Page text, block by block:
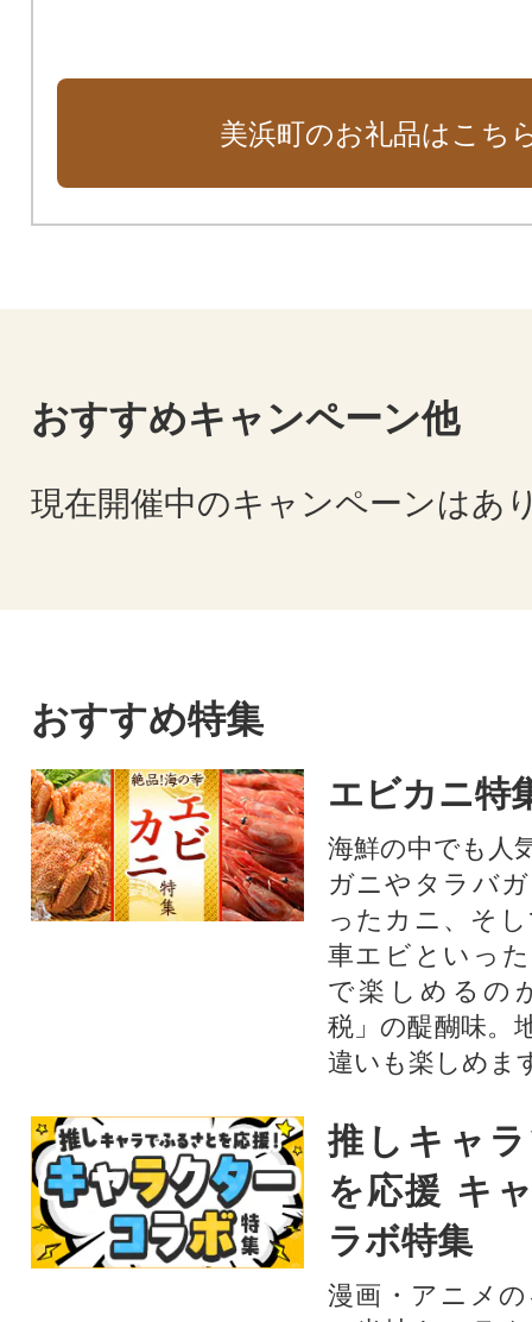
美浜町のお礼品はこち
おすすめキャンペーン他
現在開催中のキャンペーンはあ
おすすめ特集
エビカニ特
海鮮の中でも人
ガニやタラバ
ったカニ、そ
車エビといっ
で楽しめるの
税」の醍醐味。
違いも楽しめま
推しキャ
を応援 キ
ラボ特集
漫画・アニメ